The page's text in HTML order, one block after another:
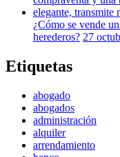
¿Cómo se vende
herederos? 27
Etiquetas
abogado
abogados
administración
alquiler
arrendamiento